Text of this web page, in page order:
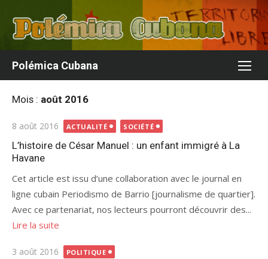
contenu
Polémica Cubana
Mois : août 2016
Publié
le
8 août 2016 ACTUALITÉ SOCIÉTÉ
L’histoire de César Manuel : un enfant immigré à La
Havane
Cet article est issu d’une collaboration avec le journal en
ligne cubain Periodismo de Barrio [journalisme de quartier].
Avec ce partenariat, nos lecteurs pourront découvrir des...
Lire la suite
Publié
3 août 2016 POLITIQUE